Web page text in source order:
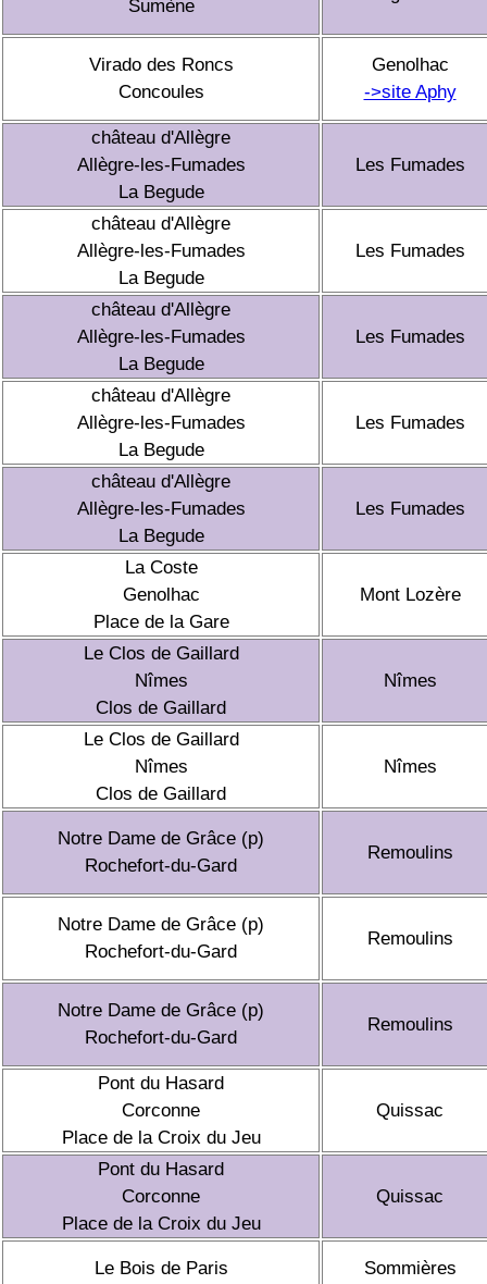
Sumène
Virado des Roncs
Concoules
Genolhac
->site Aphy
château d'Allègre
Allègre-les-Fumades
La Begude
Les Fumades
château d'Allègre
Allègre-les-Fumades
La Begude
Les Fumades
château d'Allègre
Allègre-les-Fumades
La Begude
Les Fumades
château d'Allègre
Allègre-les-Fumades
La Begude
Les Fumades
château d'Allègre
Allègre-les-Fumades
La Begude
Les Fumades
La Coste
Genolhac
Place de la Gare
Mont Lozère
Le Clos de Gaillard
Nîmes
Clos de Gaillard
Nîmes
Le Clos de Gaillard
Nîmes
Clos de Gaillard
Nîmes
Notre Dame de Grâce (p)
Rochefort-du-Gard
Remoulins
Notre Dame de Grâce (p)
Rochefort-du-Gard
Remoulins
Notre Dame de Grâce (p)
Rochefort-du-Gard
Remoulins
Pont du Hasard
Corconne
Place de la Croix du Jeu
Quissac
Pont du Hasard
Corconne
Place de la Croix du Jeu
Quissac
Le Bois de Paris
Sommières